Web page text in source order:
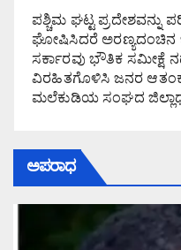
ಪಶ್ಚಿಮ ಘಟ್ಟ ಪ್ರದೇಶವನ್ನು
ಘೋಷಿಸಿದರೆ ಅರಣ್ಯದಂಚಿನ
ಸರ್ಕಾರವು ಭೌತಿಕ ಸಮೀಕ್ಷೆ
ವಿರಹಿತಗೊಳಿಸಿ ಜನರ
ಮಲೆಕುಡಿಯ ಸಂಘದ
ಅಪರಾಧ